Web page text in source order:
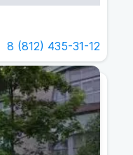
8 (812) 435-31-12